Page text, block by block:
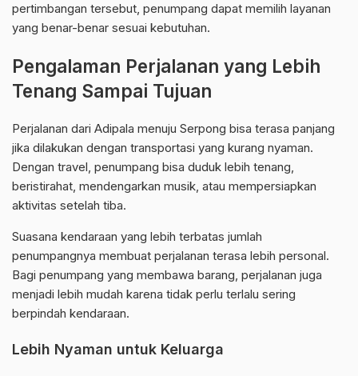
pertimbangan tersebut, penumpang dapat memilih layanan
yang benar-benar sesuai kebutuhan.
Pengalaman Perjalanan yang Lebih
Tenang Sampai Tujuan
Perjalanan dari Adipala menuju Serpong bisa terasa panjang
jika dilakukan dengan transportasi yang kurang nyaman.
Dengan travel, penumpang bisa duduk lebih tenang,
beristirahat, mendengarkan musik, atau mempersiapkan
aktivitas setelah tiba.
Suasana kendaraan yang lebih terbatas jumlah
penumpangnya membuat perjalanan terasa lebih personal.
Bagi penumpang yang membawa barang, perjalanan juga
menjadi lebih mudah karena tidak perlu terlalu sering
berpindah kendaraan.
Lebih Nyaman untuk Keluarga